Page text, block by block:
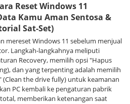
Reset Windows 11
Kamu Aman Sentosa &
Sat-Set)
mereset Windows 11 sebelum menjual
Langkah-langkahnya meliputi
Recovery, memilih opsi "Hapus
dan yang terpenting adalah memilih
the drive fully) untuk keamanan
PC kembali ke pengaturan pabrik
memberikan ketenangan saat